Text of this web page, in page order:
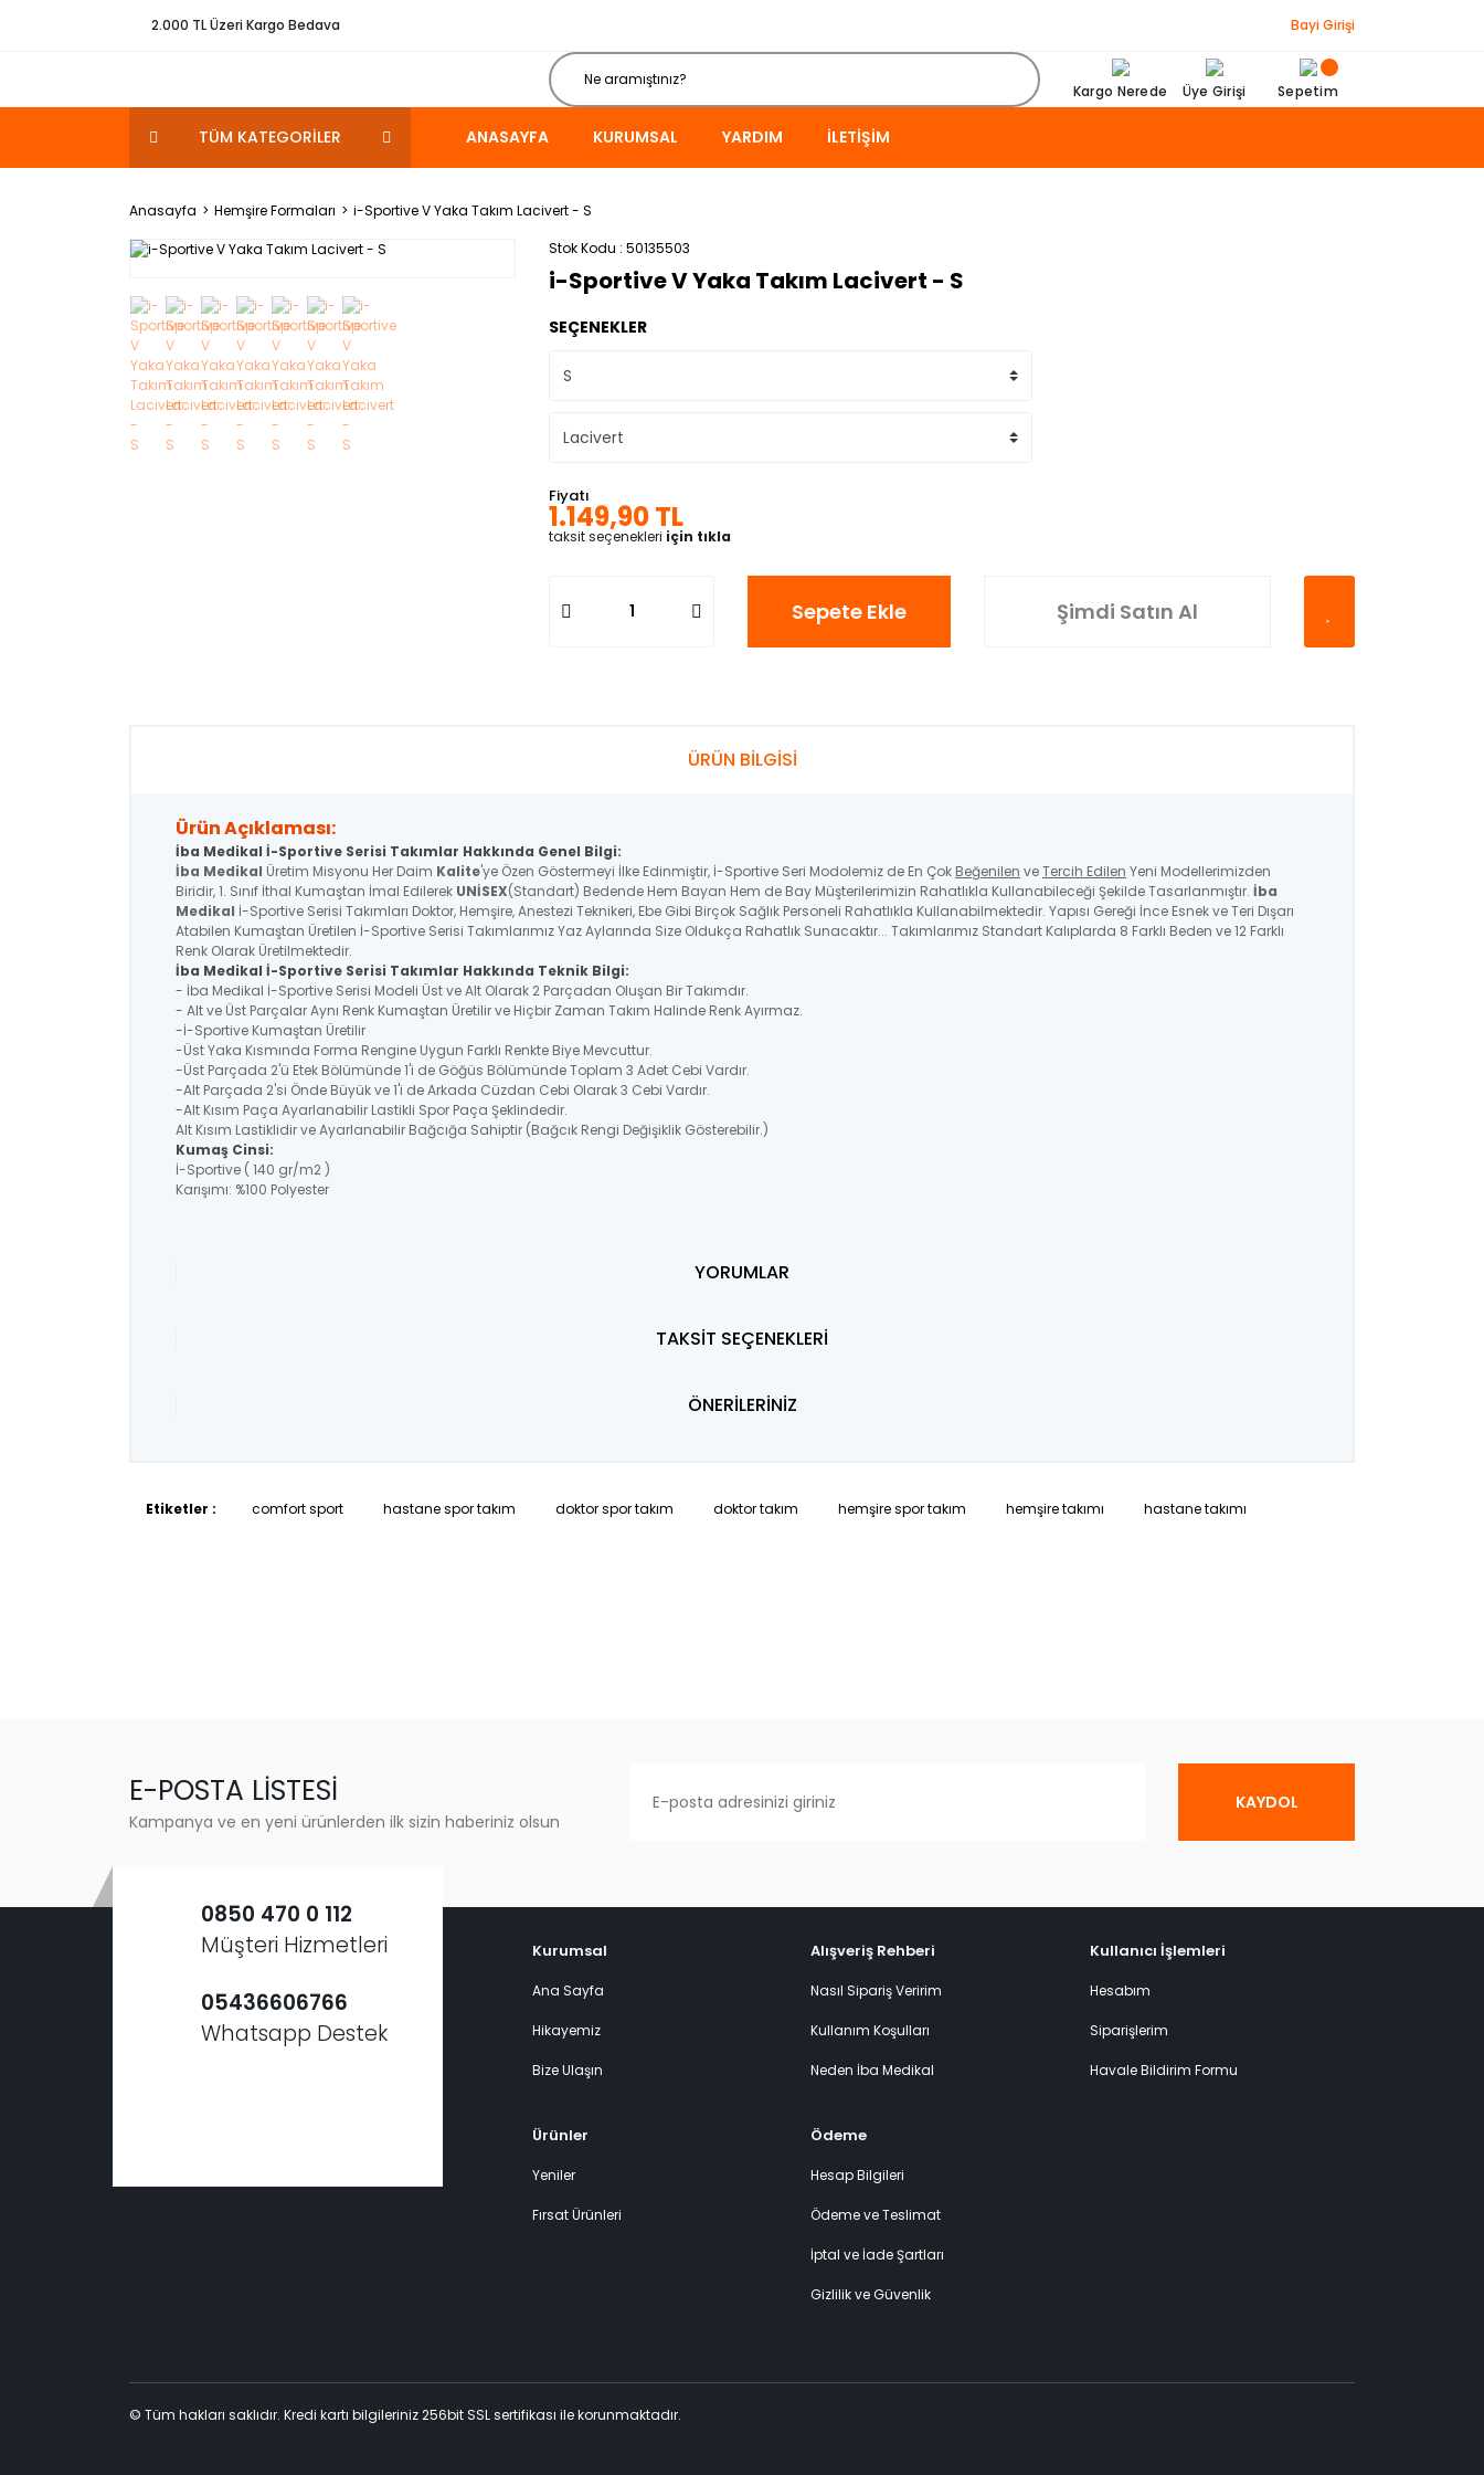
2.000 TL Üzeri Kargo Bedava Bayi Girişi
Kargo Nerede Üye Girişi Sepetim
TÜM KATEGORİLER ANASAYFA KURUMSAL YARDIM İLETIŞIM
Anasayfa Hemşire Formaları
i-Sportive V Yaka Takım Lacivert - S
Stok Kodu 50135503
i-Sportive V Yaka Takım Lacivert - S
SEÇENEKLER
Fiyatı
1.149,90 TL
taksit seçenekleri için tıkla
Sepete Ekle Şimdi Satın Al
ÜRÜN BİLGİSİ
Ürün Açıklaması:
İba Medikal İ-Sportive Serisi Takımlar Hakkında Genel Bilgi:
İba Medikal Üretim Misyonu Her Daim Kalite'ye Özen Göstermeyi İlke Edinmiştir, İ-Sportive Seri Modolemiz de En Çok Beğenilen veTercih Edilen Yeni Modellerimizden
Biridir, 1. Sınıf İthal Kumaştan İmal Edilerek UNİSEX(Standart) Bedende Hem Bayan Hem de Bay Müşterilerimizin Rahatlıkla Kullanabileceği Şekilde Tasarlanmıştır. İba
Medikal İ-Sportive Serisi Takımları Doktor, Hemşire, Anestezi Teknikeri, Ebe Gibi Birçok Sağlık Personeli Rahatlıkla Kullanabilmektedir. Yapısı Gereği İnce Esnek ve Teri Dışarı
Atabilen Kumaştan Üretilen İ-Sportive Serisi Takımlarımız Yaz Aylarında Size Oldukça Rahatlık Sunacaktır... Takımlarımız Standart Kalıplarda 8 Farklı Beden ve 12 Farklı
Renk Olarak Üretilmektedir.
İba Medikal İ-Sportive Serisi Takımlar Hakkında Teknik Bilgi:
- İba Medikal İ-Sportive Serisi Modeli Üst ve Alt Olarak 2 Parçadan Oluşan Bir Takımdır.
- Alt ve Üst Parçalar Aynı Renk Kumaştan Üretilir ve Hiçbir Zaman Takım Halinde Renk Ayırmaz.
-İ-Sportive Kumaştan Üretilir
-Üst Yaka Kısmında Forma Rengine Uygun Farklı Renkte Biye Mevcuttur.
-Üst Parçada 2'ü Etek Bölümünde 1'i de Göğüs Bölümünde Toplam 3 Adet Cebi Vardır.
-Alt Parçada 2'si Önde Büyük ve 1'i de Arkada Cüzdan Cebi Olarak 3 Cebi Vardır.
-Alt Kısım Paça Ayarlanabilir Lastikli Spor Paça Şeklindedir.
Alt Kısım Lastiklidir ve Ayarlanabilir Bağcığa Sahiptir (Bağcık Rengi Değişiklik Gösterebilir.)
Kumaş Cinsi:
İ-Sportive ( 140 gr/m2 )
Karışımı: %100 Polyester
YORUMLAR
TAKSİT SEÇENEKLERİ
ÖNERİLERİNİZ
Etiketler : comfort sport hastane spor takım doktor spor takım doktor takım hemşire spor takım hemşire takımı hastane takımı
E-POSTA LİSTESİ
Kampanya ve en yeni ürünlerden ilk sizin haberiniz olsun
KAYDOL
0850 470 0 112
Müşteri Hizmetleri
05436606766
Whatsapp Destek
Kurumsal
Ana Sayfa
Hikayemiz
Bize Ulaşın
Alışveriş Rehberi
Nasıl Sipariş Veririm
Kullanım Koşulları
Neden İba Medikal
Ürünler
Yeniler
Fırsat Ürünleri
Ödeme
Hesap Bilgileri
Ödeme ve Teslimat
İptal ve İade Şartları
Gizlilik ve Güvenlik
Kullanıcı İşlemleri
Hesabım
Siparişlerim
Havale Bildirim Formu
© Tüm hakları saklıdır. Kredi kartı bilgileriniz 256bit SSL sertifikası ile korunmaktadır.